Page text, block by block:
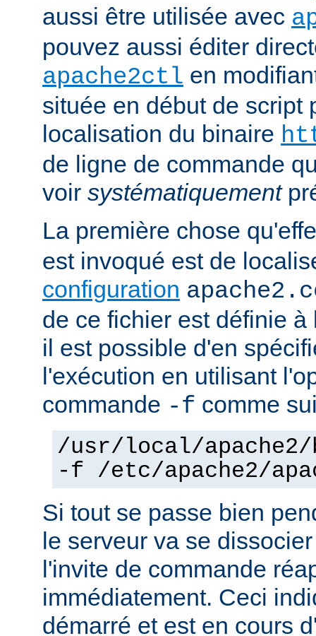
aussi être utilisée avec
pouvez aussi éditer
apache2ctl en
située en début de script
localisation du binaire
de ligne de commande
voir systématiquement
La première chose
est invoqué est de
configuration
de ce fichier est définie
il est possible d'en
l'exécution en utilisant
commande -f comme
/usr/local/
-f /etc/apache2/
Si tout se passe bien
le serveur va se
l'invite de commande
immédiatement. Ceci
démarré et est en cours